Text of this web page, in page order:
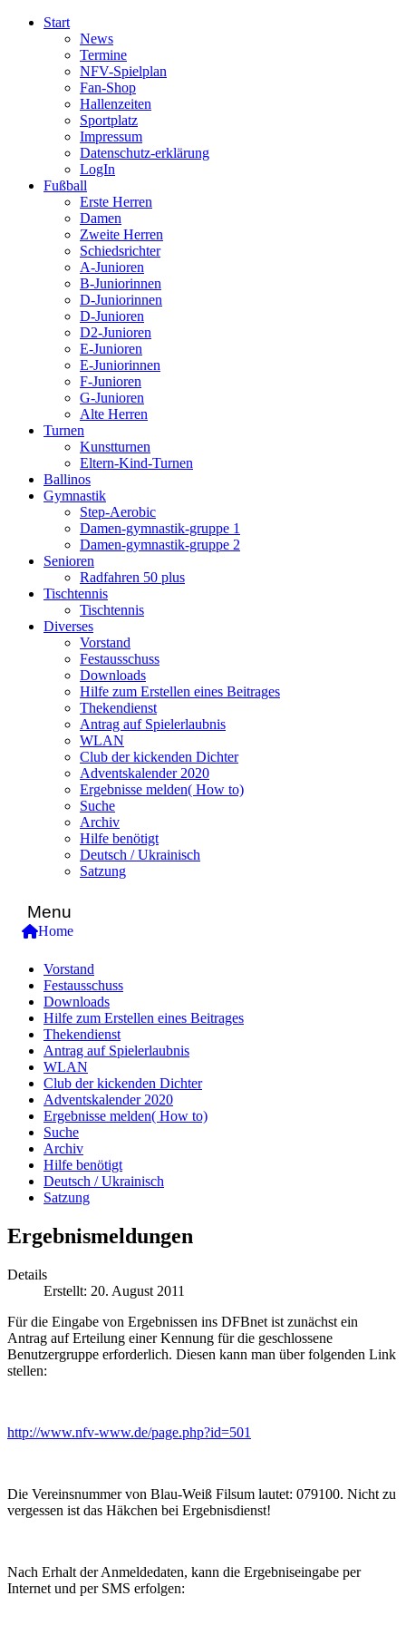
Start
News
Termine
NFV-Spielplan
Fan-Shop
Hallenzeiten
Sportplatz
Impressum
Datenschutz-erklärung
LogIn
Fußball
Erste Herren
Damen
Zweite Herren
Schiedsrichter
A-Junioren
B-Juniorinnen
D-Juniorinnen
D-Junioren
D2-Junioren
E-Junioren
E-Juniorinnen
F-Junioren
G-Junioren
Alte Herren
Turnen
Kunstturnen
Eltern-Kind-Turnen
Ballinos
Gymnastik
Step-Aerobic
Damen-gymnastik-gruppe 1
Damen-gymnastik-gruppe 2
Senioren
Radfahren 50 plus
Tischtennis
Tischtennis
Diverses
Vorstand
Festausschuss
Downloads
Hilfe zum Erstellen eines Beitrages
Thekendienst
Antrag auf Spielerlaubnis
WLAN
Club der kickenden Dichter
Adventskalender 2020
Ergebnisse melden( How to)
Suche
Archiv
Hilfe benötigt
Deutsch / Ukrainisch
Satzung
Menu
Home
Vorstand
Festausschuss
Downloads
Hilfe zum Erstellen eines Beitrages
Thekendienst
Antrag auf Spielerlaubnis
WLAN
Club der kickenden Dichter
Adventskalender 2020
Ergebnisse melden( How to)
Suche
Archiv
Hilfe benötigt
Deutsch / Ukrainisch
Satzung
Ergebnismeldungen
Details
Erstellt: 20. August 2011
Für die Eingabe von Ergebnissen ins DFBnet ist zunächst ein
Antrag auf Erteilung einer Kennung für die geschlossene
Benutzergruppe erforderlich. Diesen kann man über folgenden Link
stellen:
http://www.nfv-www.de/page.php?id=501
Die Vereinsnummer von Blau-Weiß Filsum lautet: 079100. Nicht zu
vergessen ist das Häkchen bei Ergebnisdienst!
Nach Erhalt der Anmeldedaten, kann die Ergebniseingabe per
Internet und per SMS erfolgen: